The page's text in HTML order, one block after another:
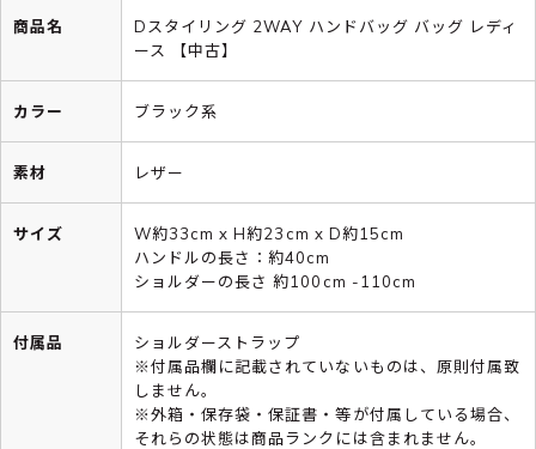
商品名
Dスタイリング 2WAY ハンドバッグ バッグ レディ
ース 【中古】
カラー ブラック系
素材 レザー
サイズ
W約33cm x H約23cm x D約15cm
ハンドルの長さ：約40cm
ショルダーの長さ 約100cm -110cm
付属品
ショルダーストラップ
※付属品欄に記載されていないものは、原則付属致
しません。
※外箱・保存袋・保証書・等が付属している場合、
それらの状態は商品ランクには含まれません。